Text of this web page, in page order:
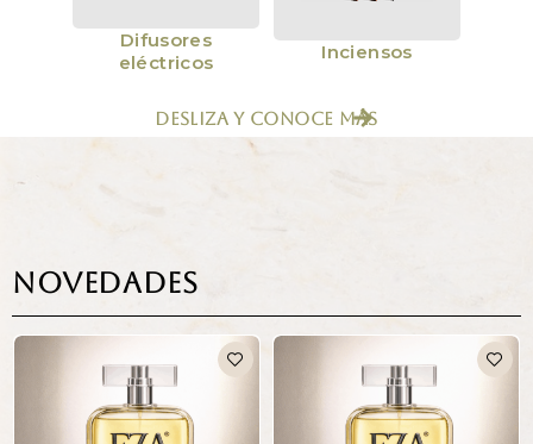
Difusores
eléctricos
Inciensos
Desliza y conoce más
NOVEDADES